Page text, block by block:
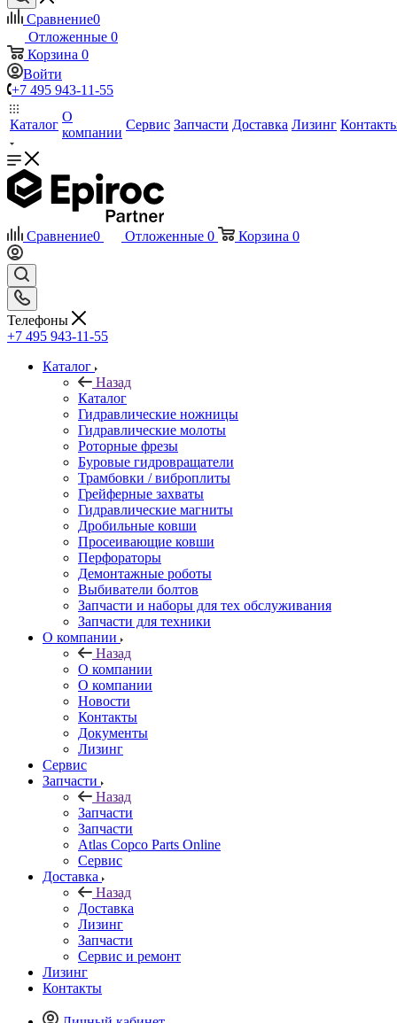
Сравнение0
Отложенные 0
Корзина 0
Войти
+7 495 943-11-55
Каталог
О
компании
Сервис Запчасти Доставка Лизинг
Сравнение0 Отложенные 0 Корзина 0
Телефоны
+7 495 943-11-55
Каталог
Назад
Каталог
Гидравлические ножницы
Гидравлические молоты
Роторные фрезы
Буровые гидровращатели
Трамбовки / виброплиты
Грейферные захваты
Гидравлические магниты
Дробильные ковши
Просеивающие ковши
Перфораторы
Демонтажные роботы
Выбиватели болтов
Запчасти и наборы для тех обслуживания
Запчасти для техники
О компании
Назад
О компании
О компании
Новости
Контакты
Документы
Лизинг
Сервис
Запчасти
Назад
Запчасти
Запчасти
Atlas Copco Parts Online
Сервис
Доставка
Назад
Доставка
Лизинг
Запчасти
Сервис и ремонт
Лизинг
Контакты